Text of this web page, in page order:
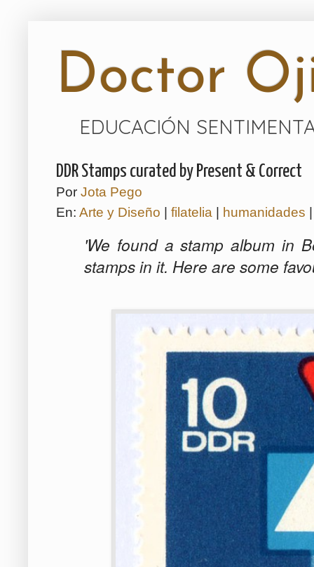
Doctor
EDUCACIÓN
DDR Stamps curated by Present & Correct
Por Jota Pego
En: Arte y Diseño filatelia humanidades
'We found a stamp album in
stamps in it. Here are some